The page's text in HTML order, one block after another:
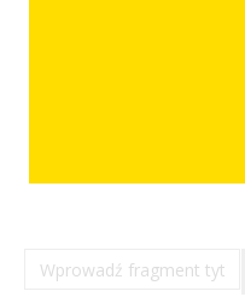
Wprowadź
fragment